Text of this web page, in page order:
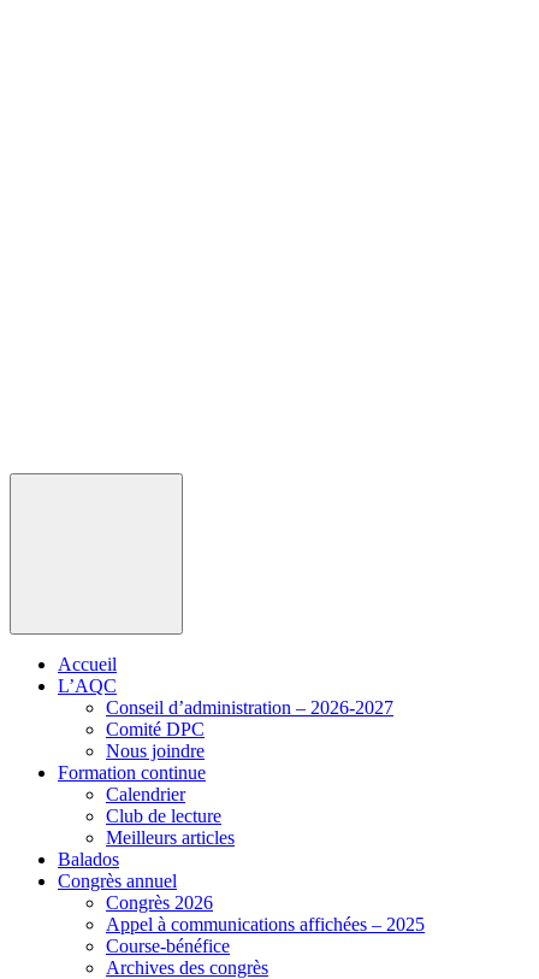
Accueil
L’AQC
Conseil d’administration – 2026-2027
Comité DPC
Nous joindre
Formation continue
Calendrier
Club de lecture
Meilleurs articles
Balados
Congrès annuel
Congrès 2026
Appel à communications affichées – 2025
Course-bénéfice
Archives des congrès